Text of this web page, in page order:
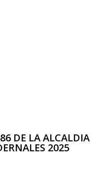
DE LA ALCALDIA
2025